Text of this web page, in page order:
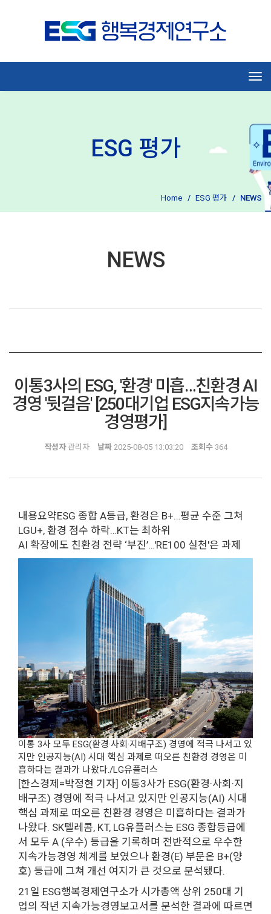
ESG 평가
NEWS
Home ESG 평가 NEWS
이통3사의 ESG, '환경' 미흡…친환경 AI
경영 '뒷걸음' [250대기업 ESG지속가능
경영평가]
작성자관리자 날짜2025-08-05 13:03:20 조회수364
내용요약ESG 종합 A등급, 환경은 B+…평균 수준 그쳐
LGU+, 환경 점수 하락…KT는 최하위
AI 확장에도 친환경 전략 ‘부진’…'RE100 실천'은 과제
이통 3사 모두 ESG(환경·사회·지배구조) 경영에 적극 나서고 있
지만 인공지능(AI) 시대 핵심 과제로 떠오른 친환경 경영은 미
흡하다는 결과가 나왔다./LG유플러스
[한스경제=박정현 기자] 이통3사가 ESG(환경·사회·지
배구조) 경영에 적극 나서고 있지만 인공지능(AI) 시대
핵심 과제로 떠오른 친환경 경영은 미흡하다는 결과가
나왔다. SK텔레콤, KT, LG유플러스는 ESG 종합등급에
서 모두 A (우수) 등급을 기록하며 전반적으로 우수한
지속가능경영 체계를 보였으나 환경(E) 부문은 B+(양
호) 등급에 그쳐 개선 여지가 큰 것으로 분석됐다.
21일 ESG행복경제연구소가 시가총액 상위 250대 기
업의 작년 지속가능경영보고서를 분석한 결과에 따르면